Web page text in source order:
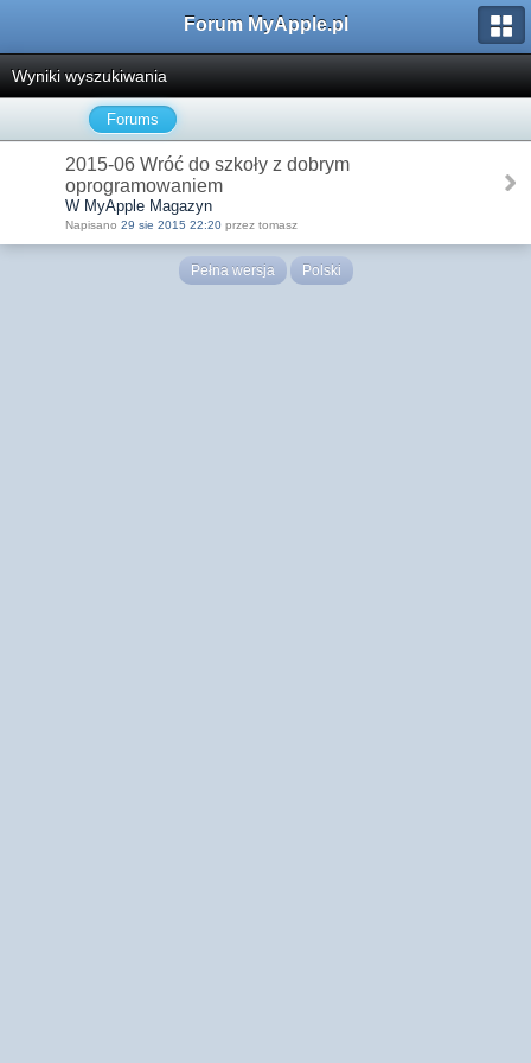
Forum MyApple.pl
Wyniki wyszukiwania
Forums
2015-06 Wróć do szkoły z dobrym
oprogramowaniem
W MyApple Magazyn
Napisano 29 sie 2015 22:20 przez tomasz
Pełna wersja Polski